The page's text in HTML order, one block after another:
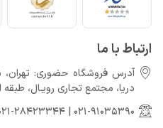
ارتباط با ما
آدرس فروشگاه حضوری: تهران،
دريا، مجتمع تجارى رويـال، طبقه اول، واحد 110
021-91035390
28423344